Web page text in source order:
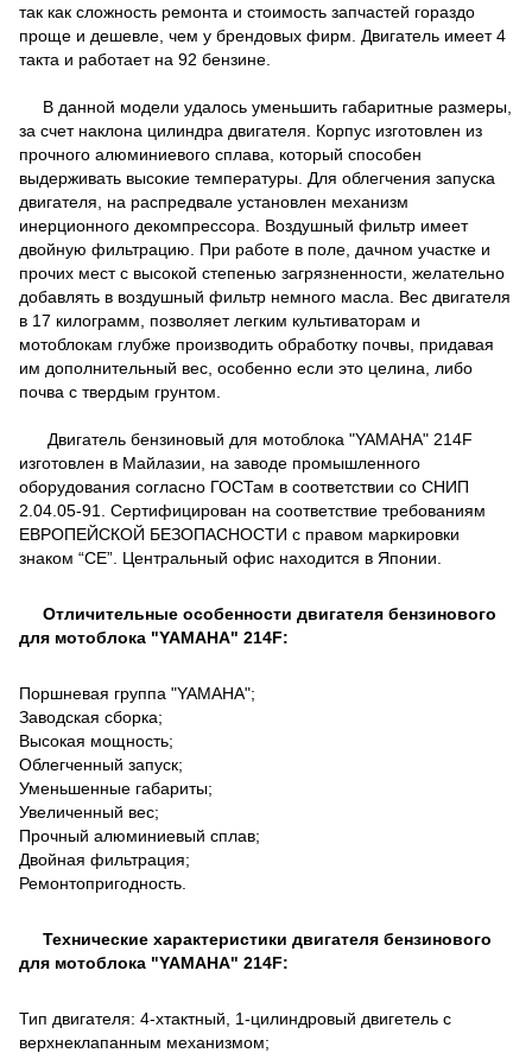
так как сложность ремонта и стоимость запчастей гораздо
проще и дешевле, чем у брендовых фирм. Двигатель имеет 4
такта и работает на 92 бензине.
В данной модели удалось уменьшить габаритные размеры,
за счет наклона цилиндра двигателя. Корпус изготовлен из
прочного алюминиевого сплава, который способен
выдерживать высокие температуры. Для облегчения запуска
двигателя, на распредвале установлен механизм
инерционного декомпрессора. Воздушный фильтр имеет
двойную фильтрацию. При работе в поле, дачном участке и
прочих мест с высокой степенью загрязненности, желательно
добавлять в воздушный фильтр немного масла. Вес двигателя
в 17 килограмм, позволяет легким культиваторам и
мотоблокам глубже производить обработку почвы, придавая
им дополнительный вес, особенно если это целина, либо
почва с твердым грунтом.
Двигатель бензиновый для мотоблока "YAMAHA" 214F
изготовлен в Майлазии, на заводе промышленного
оборудования согласно ГОСТам в соответствии со СНИП
2.04.05-91. Сертифицирован на соответствие требованиям
ЕВРОПЕЙСКОЙ БЕЗОПАСНОСТИ с правом маркировки
знаком “СЕ”. Центральный офис находится в Японии.
Отличительные особенности двигателя бензинового
для мотоблока "YAMAHA" 214F​​​​​​:
Поршневая группа "YAMAHA";
Заводская сборка;
Высокая мощность;
Облегченный запуск;
Уменьшенные габариты;
Увеличенный вес;
Прочный алюминиевый сплав;
Двойная фильтрация;
Ремонтопригодность.
Технические характеристики двигателя бензинового
для мотоблока "YAMAHA" 214F​​​​​​:
Тип двигателя: 4-хтактный, 1-цилиндровый двигетель с
верхнеклапанным механизмом;